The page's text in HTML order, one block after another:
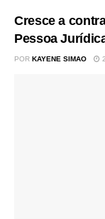
Cresce a
Pessoa
POR KAYENE SIMAO